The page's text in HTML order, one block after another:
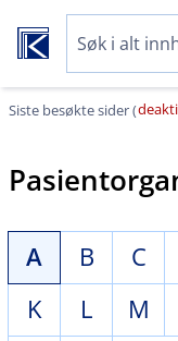
Siste besøkte sider (
A B C
K
L M